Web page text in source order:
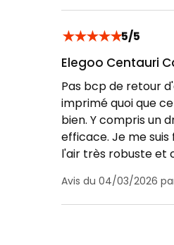
★★★★★5/5
Elegoo Centauri
Pas bcp de retour
imprimé quoi que
bien. Y compris un
efficace. Je me
l'air très robuste et
Avis du 04/03/2026